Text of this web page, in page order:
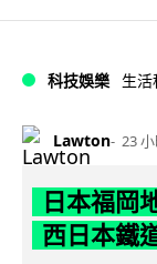
科技娛樂 生活
Lawton 23
日本福岡
西日本鐵